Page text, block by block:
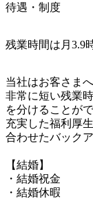
待遇・制度
残業時間は月3.9
当社はお客さま
非常に短い残業
を分けることが
充実した福利厚
合わせたバック
【結婚】
・結婚祝金
・結婚休暇